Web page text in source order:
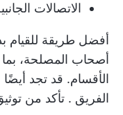
الاتصالات
أفضل طريقة للقيام
أصحاب المصلحة،
الأقسام. قد تجد
الفريق . تأكد من